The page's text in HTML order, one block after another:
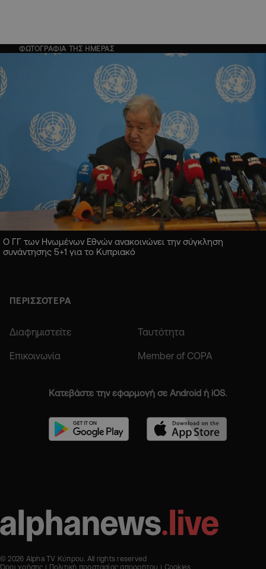
ΦΩΤΟΓΡΑΦΙΑ ΤΗΣ ΗΜΕΡΑΣ
Ο ΓΓ των Ηνωμένων Εθνών ανακοινώνει την σύγκληση
συνάντησης 5+1 για το Κυπριακό
ΠΕΡΙΣΣΟΤΕΡΑ
Διαφημιστείτε Ταυτότητα
Επικοινωνία Member of COPA
Κατεβάστε την εφαρμογή σε Android ή iOS.
© 2026 Alpha TV Κύπρου. All rights reserved
Όροι χρήσης
Πολιτική προστασίας απορρήτου Cookies